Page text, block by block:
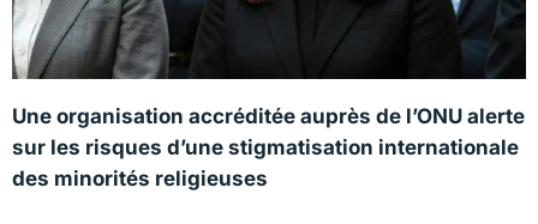
Une organisation accréditée auprès de l’ONU alerte
sur les risques d’une stigmatisation internationale
des minorités religieuses